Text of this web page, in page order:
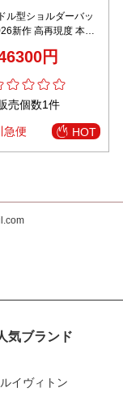
ル型ショルダーバッ
新作 高再現度 本革
ト 実店舗運営
円
売個数1件
急便 HOT
気ブランド
ルイヴィトン